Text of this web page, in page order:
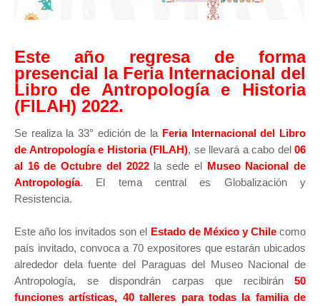
Este año regresa de forma
presencial la Feria Internacional del
Libro de Antropología e Historia
(FILAH) 2022.
Se realiza la 33° edición de la Feria Internacional del Libro
de Antropología e Historia (FILAH), se llevará a cabo del 06
al 16 de Octubre del 2022la sede el Museo Nacional de
Antropología. El tema central es Globalización y
Resistencia.
Este año los invitados son el Estado de México y Chilecomo
país invitado, convoca a 70 expositores que estarán ubicados
alrededor dela fuente del Paraguas del Museo Nacional de
Antropología, se dispondrán carpas que recibirán 50
funciones artísticas, 40 talleres para todas la familia de